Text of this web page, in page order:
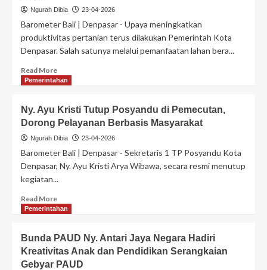
Ngurah Dibia 23-04-2026
Barometer Bali | Denpasar - Upaya meningkatkan
produktivitas pertanian terus dilakukan Pemerintah Kota
Denpasar. Salah satunya melalui pemanfaatan lahan bera...
Read More
Pemerintahan
Ny. Ayu Kristi Tutup Posyandu di Pemecutan,
Dorong Pelayanan Berbasis Masyarakat
Ngurah Dibia 23-04-2026
Barometer Bali | Denpasar - Sekretaris 1 TP Posyandu Kota
Denpasar, Ny. Ayu Kristi Arya Wibawa, secara resmi menutup
kegiatan...
Read More
Pemerintahan
Bunda PAUD Ny. Antari Jaya Negara Hadiri
Kreativitas Anak dan Pendidikan Serangkaian
Gebyar PAUD